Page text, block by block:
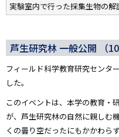
実験室内で行った採集生物の解
芦生研究林 一般公開 （
フィールド科学教育研究センタ
した。
このイベントは、本学の教育・
が、芦生研究林の自然に親しむ
くの曇り空だったにもかかわら